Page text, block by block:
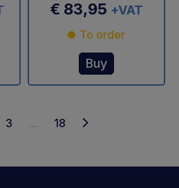
€ 83,95 +VAT
To order
Buy
3 ... 18